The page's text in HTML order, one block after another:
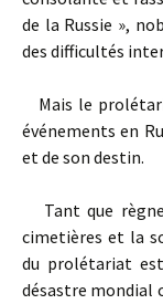
de la Russie »,
des difficultés
Mais le
événements en
et de son destin.
Tant que
cimetières et la
du prolétariat
désastre mondial